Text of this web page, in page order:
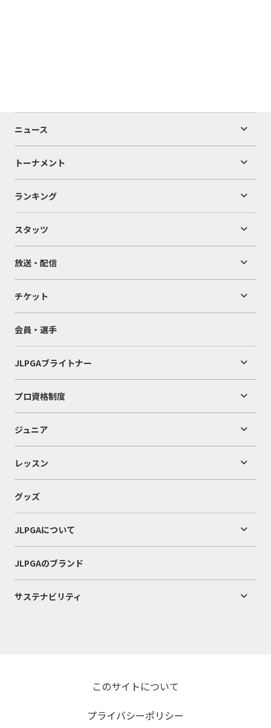
ニュース
トーナメント
ランキング
スタッツ
放送・配信
チケット
会員・選手
JLPGAブライトナー
プロ資格制度
ジュニア
レッスン
グッズ
JLPGAについて
JLPGAのブランド
サステナビリティ
このサイトについて
プライバシーポリシー